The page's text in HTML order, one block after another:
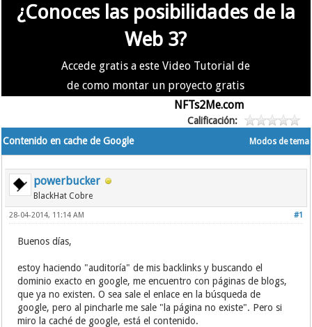
¿Conoces las posibilidades de la
Web 3?
Accede gratis a este Video Tutorial de
de como montar un proyecto gratis
NFTs2Me.com
Calificación:
Modos de tema
Contenido en cache de Google
powerbucker
BlackHat Cobre
#1
28-04-2014, 11:14 AM
Buenos días,
estoy haciendo "auditoría" de mis backlinks y buscando el
dominio exacto en google, me encuentro con páginas de blogs,
que ya no existen. O sea sale el enlace en la búsqueda de
google, pero al pincharle me sale "la página no existe". Pero si
miro la caché de google, está el contenido.